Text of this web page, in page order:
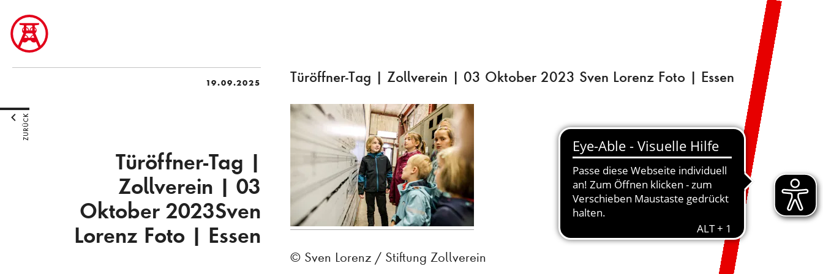
19.09.2025
Türöffner-Tag |
Zollverein | 03
Oktober 2023Sven
Lorenz Foto | Essen
Türöffner-Tag | Zollverein | 03 Oktober 2023 Sven Lorenz Foto | Essen
© Sven Lorenz / Stiftung Zollverein
ZURÜCK